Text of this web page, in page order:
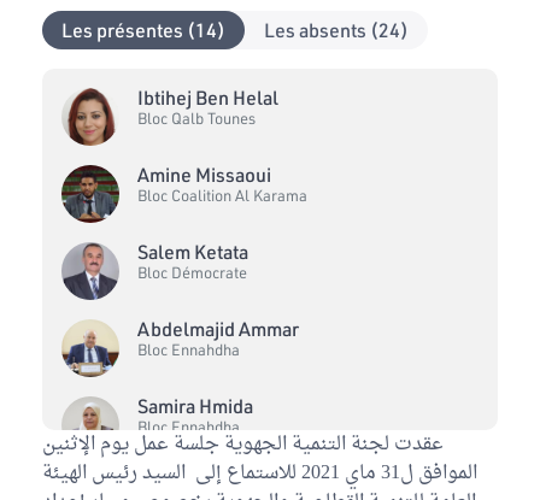
عقدت لجنة التنمية الجهوية جلسة عمل يوم الإثنين
الموافق ل31 ماي 2021 للاستماع إلى السيد رئيس الهيئة
Les présentes (14) Les absents (24)
Ibtihej Ben Helal
Bloc Qalb Tounes
Amine Missaoui
Bloc Coalition Al Karama
Salem Ketata
Bloc Démocrate
Abdelmajid Ammar
Bloc Ennahdha
Samira Hmida
Bloc Ennahdha
Samira Smii